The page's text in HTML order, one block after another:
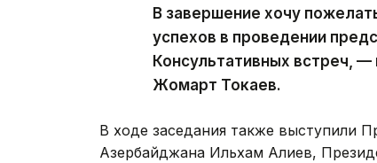
В завершение хочу
успехов в проведении
Консультативных встреч,
Жомарт Токаев.
В ходе заседания также выступили
Азербайджана Ильхам Алиев,